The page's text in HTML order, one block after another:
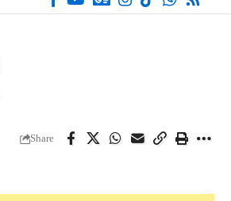
Share